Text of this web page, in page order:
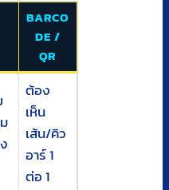
BARCO
DE /
QR
ต้อง
เห็น
เส้น/คิว
อาร์ 1
ต่อ 1